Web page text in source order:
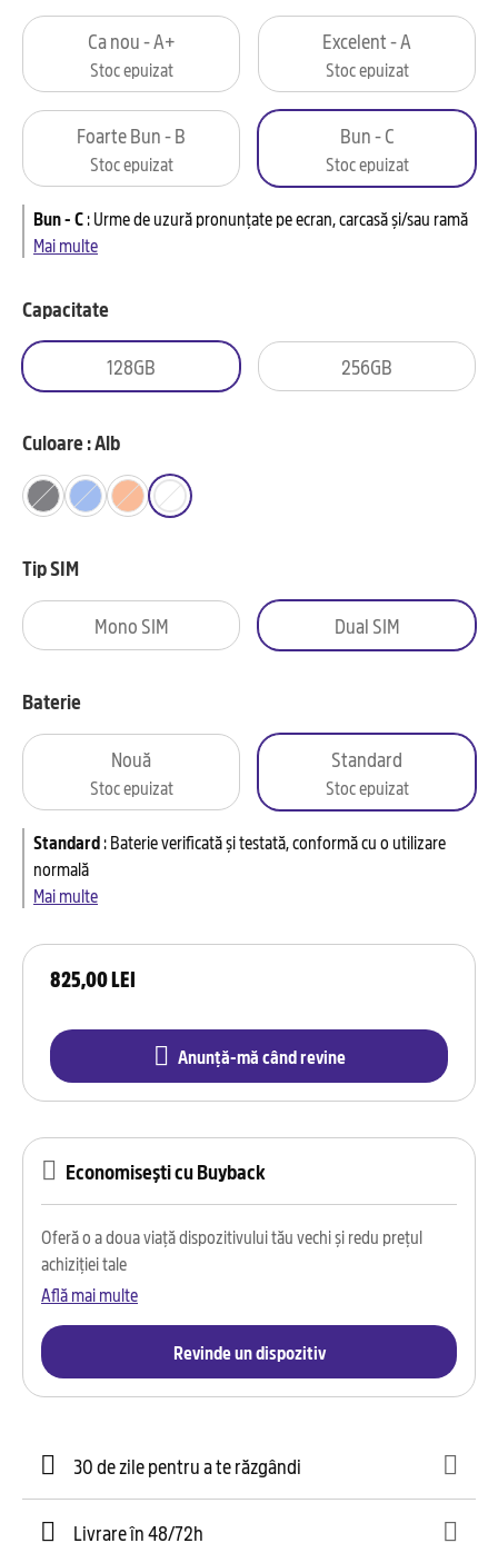
825,00 LEI
Anunță-mă când revine
Ca nou - A+
Stoc epuizat
Excelent - A
Stoc epuizat
Foarte Bun - B
Stoc epuizat
Bun - C
Stoc epuizat
Bun - C:Urme de uzură pronunțate pe ecran, carcasă și/sau ramă
Mai multe
Capacitate
128GB 256GB
Culoare : Alb
Tip SIM
Mono SIM Dual SIM
Baterie
Nouă
Stoc epuizat
Standard
Stoc epuizat
Standard:Baterie verificată și testată, conformă cu o utilizare
normală
Mai multe
Economisești cu Buyback
Oferă o a doua viață dispozitivului tău vechi și redu prețul
achiziției tale
Află mai multe
Revinde un dispozitiv
30 de zile pentru a te răzgândi
Livrare în 48/72h